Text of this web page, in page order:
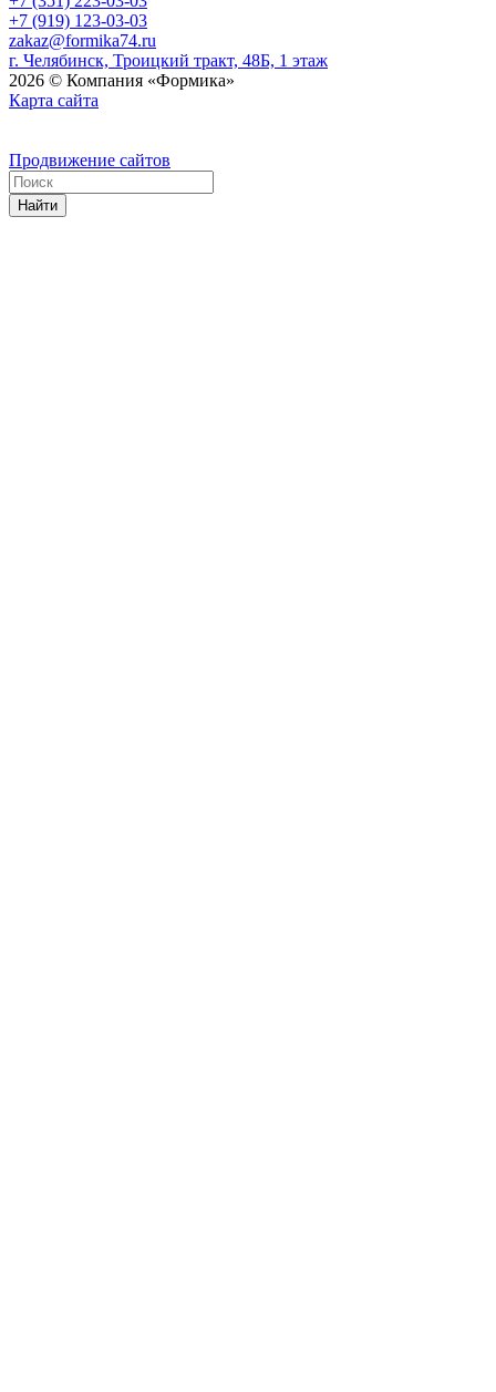
+7 (919) 123-03-03
zakaz@formika74.ru
г. Челябинск, Троицкий тракт, 48Б, 1 этаж
2026 © Компания «Формика»
Карта сайта
Продвижение сайтов
Найти